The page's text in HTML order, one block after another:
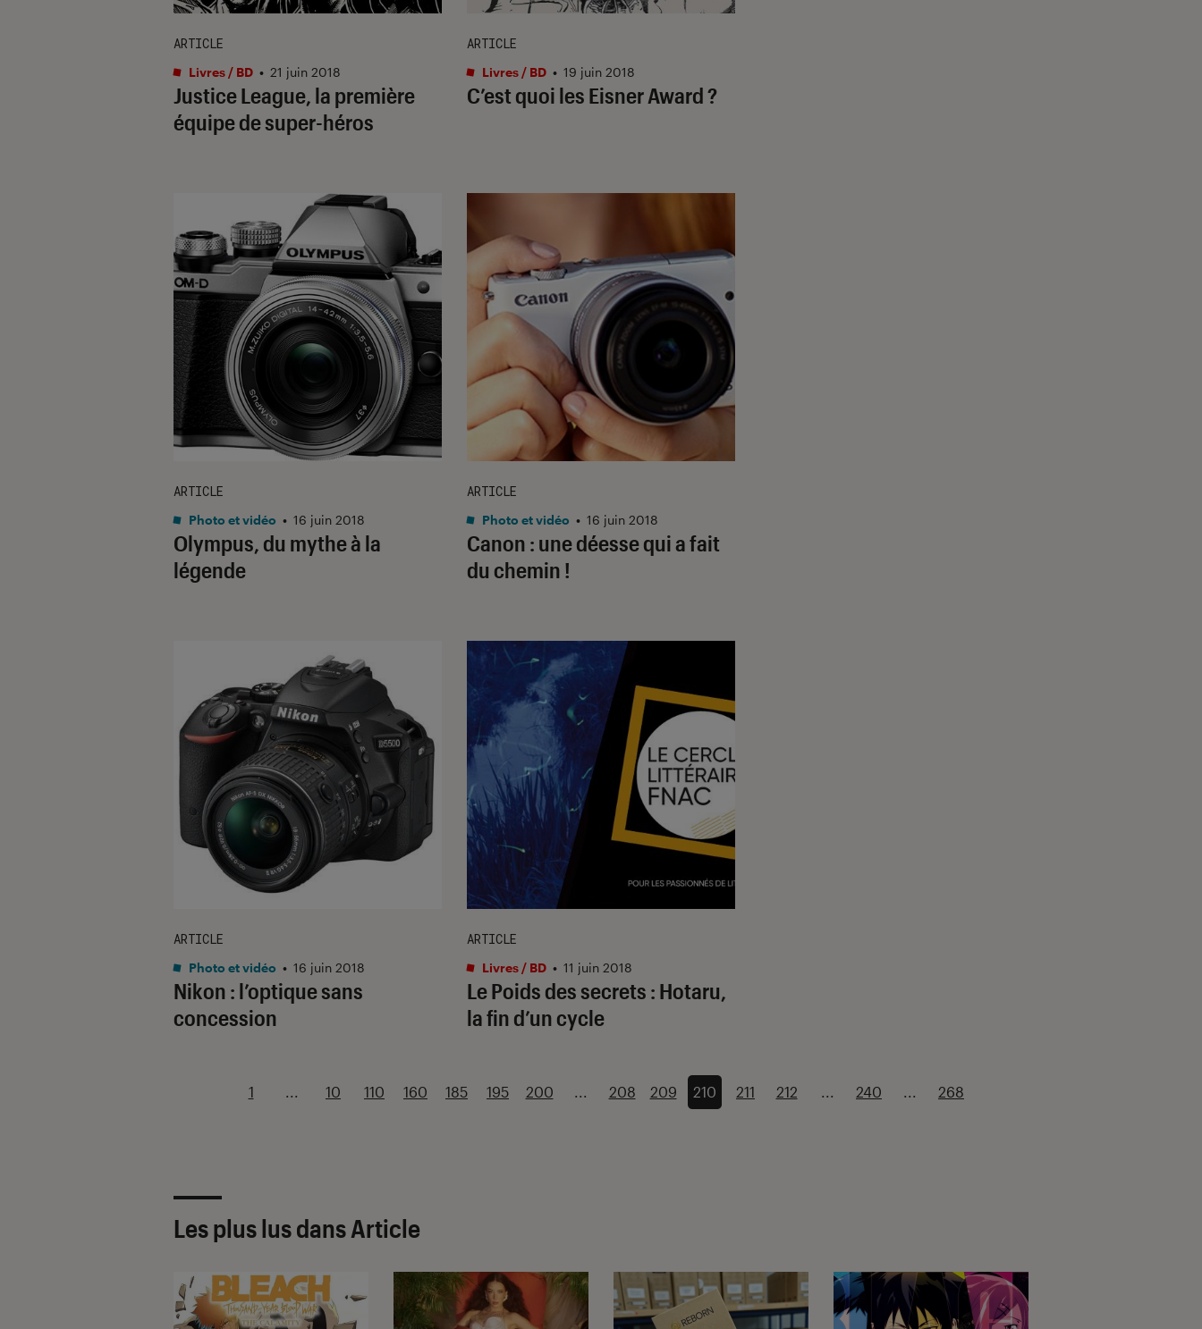
Justice League, la première
équipe de super-héros
ARTICLE
Livres / BD • 21 juin 2018
C’est quoi les Eisner Award ?
ARTICLE
Livres / BD • 19 juin 2018
Olympus, du mythe à la
légende
ARTICLE
Photo et vidéo • 16 juin 2018
Canon : une déesse qui a fait
du chemin !
ARTICLE
Photo et vidéo • 16 juin 2018
Nikon : l’optique sans
concession
ARTICLE
Photo et vidéo • 16 juin 2018
Le Poids des secrets : Hotaru,
la fin d’un cycle
ARTICLE
Livres / BD • 11 juin 2018
1 ... 10 110 160 185 195 200 ... 208 209 210 211 212 ... 240 ... 268
Les plus lus dans Article